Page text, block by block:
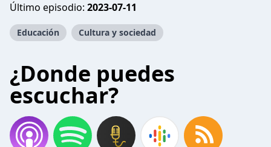
Último episodio: 2023-07-11
Educación Cultura y sociedad
¿Donde puedes
escuchar?